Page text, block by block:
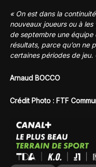
« On est dans la
nouveaux joueurs ou à
de septembre une équipe
résultats, parce qu’on ne
certaines périodes de jeu.
Arnaud BOCCO
Crédit Photo : FTF